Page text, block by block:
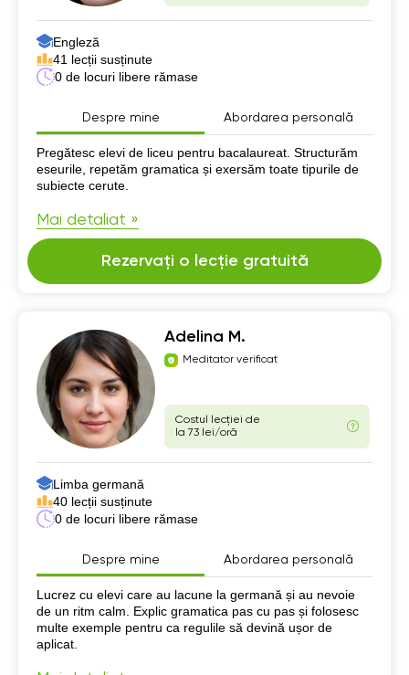
Engleză
41 lecții susținute
0 de locuri libere rămase
Despre mine Abordarea personală
Despre mine
Pregătesc elevi de liceu pentru bacalaureat. Structurăm
eseurile, repetăm gramatica și exersăm toate tipurile de
subiecte cerute.
Mai detaliat »
Rezervați o lecție gratuită
Adelina M.
Meditator verificat
Costul lecției de
la 73 lei/oră
Limba germană
40 lecții susținute
0 de locuri libere rămase
Despre mine Abordarea personală
Despre mine
Lucrez cu elevi care au lacune la germană și au nevoie
de un ritm calm. Explic gramatica pas cu pas și folosesc
multe exemple pentru ca regulile să devină ușor de
aplicat.